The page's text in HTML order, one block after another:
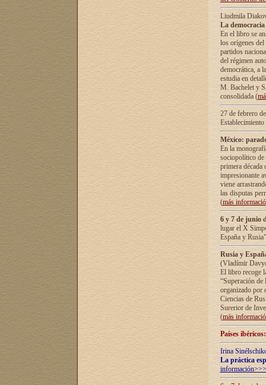
Liudmila
La
En el libro se
los orígenes
partidos
del régimen
democrática, а
estudia en
М. Bachelet у
consolidada (
27 de febrero
México:
En la
sociopolítico de
primera década
impresionante
viene
las disputas
(más
6 y 7 de junio
lugar el X
España y
Rusia y
(Vladímir
El libro recoge
“Superación
organizado por
Ciencias de
Surerior de
(más
Países
Irina
La práctica
información>>>